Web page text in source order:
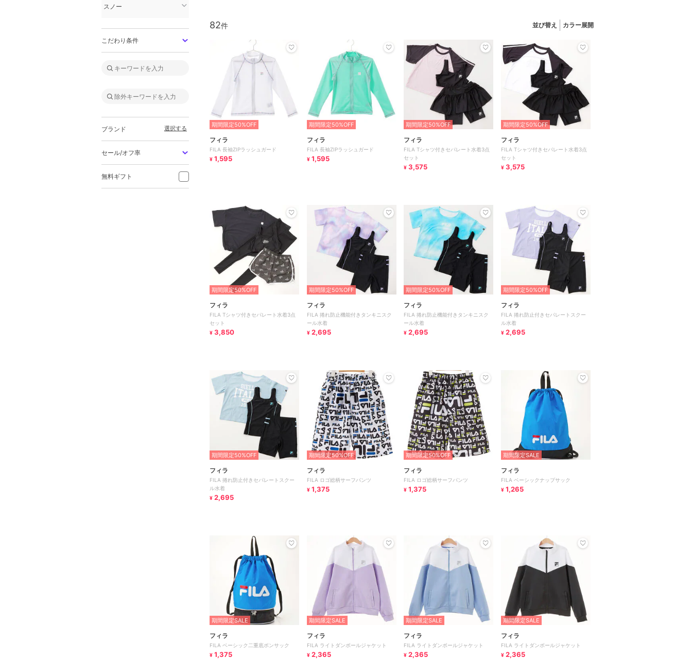
スノー
こだわり条件
ブランド 選択する
セール/オフ率
無料ギフト
82 並び替え カラー展開
期間限定50%OFF
フィラ
FILA 長袖ZIPラッシュガード
¥ 1,595
期間限定50%OFF
フィラ
FILA 長袖ZIPラッシュガード
¥ 1,595
期間限定50%OFF
フィラ
FILA Tシャツ付きセパレート水着3点
セット
¥ 3,575
期間限定50%OFF
フィラ
FILA Tシャツ付きセパレート水着3点
セット
¥ 3,575
期間限定50%OFF
フィラ
FILA Tシャツ付きセパレート水着3点
セット
¥ 3,850
期間限定50%OFF
フィラ
FILA 捲れ防止機能付きタンキニスク
ール水着
¥ 2,695
期間限定50%OFF
フィラ
FILA 捲れ防止機能付きタンキニスク
ール水着
¥ 2,695
期間限定50%OFF
フィラ
FILA 捲れ防止付きセパレートスクー
ル水着
¥ 2,695
期間限定50%OFF
フィラ
FILA 捲れ防止付きセパレートスクー
ル水着
¥ 2,695
期間限定50%OFF
フィラ
FILA ロゴ総柄サーフパンツ
¥ 1,375
期間限定50%OFF
フィラ
FILA ロゴ総柄サーフパンツ
¥ 1,375
期間限定SALE
フィラ
FILA ベーシックナップサック
¥ 1,265
期間限定SALE
フィラ
FILA ベーシック二重底ボンサック
¥ 1,375
期間限定SALE
フィラ
FILA ライトダンボールジャケット
¥ 2,365
期間限定SALE
フィラ
FILA ライトダンボールジャケット
¥ 2,365
期間限定SALE
フィラ
FILA ライトダンボールジャケット
¥ 2,365